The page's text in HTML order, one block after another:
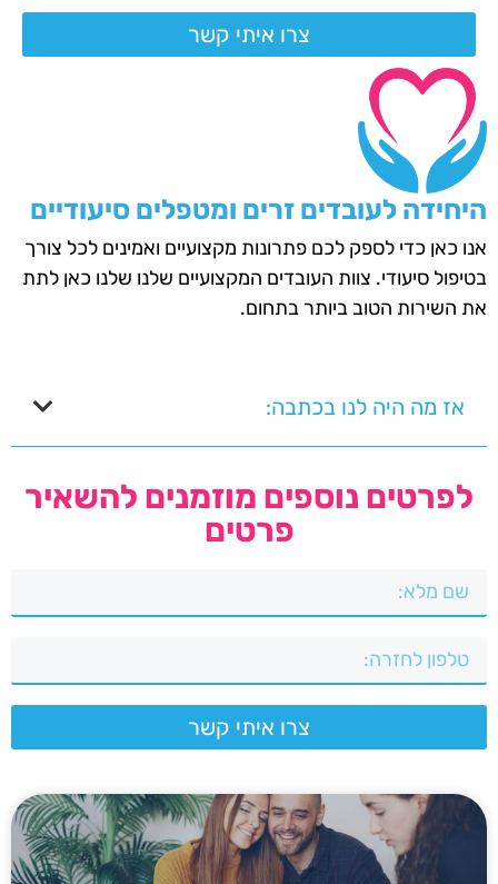
צרו איתי קשר
היחידה לעובדים זרים ומטפלים סיעודיים
אנו כאן כדי לספק לכם פתרונות מקצועיים ואמינים לכל צורך
בטיפול סיעודי. צוות העובדים המקצועיים שלנו שלנו כאן לתת
את השירות הטוב ביותר בתחום.
אז מה היה לנו בכתבה:
לפרטים נוספים מוזמנים להשאיר
פרטים
צרו איתי קשר